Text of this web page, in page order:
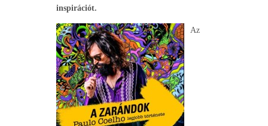
inspirációt.
Az